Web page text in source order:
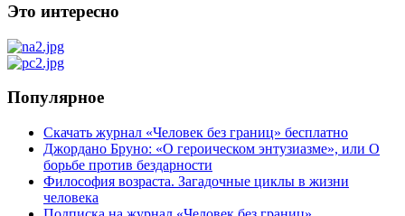
Это интересно
Популярное
Скачать журнал «Человек без границ» бесплатно
Джордано Бруно: «О героическом энтузиазме», или О
борьбе против бездарности
Философия возраста. Загадочные циклы в жизни
человека